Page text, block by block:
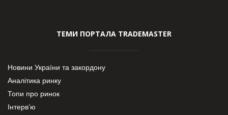
ТЕМИ ПОРТАЛА TRADEMASTER
Новини України та закордону
Аналітика ринку
Топи про ринок
Інтерв’ю